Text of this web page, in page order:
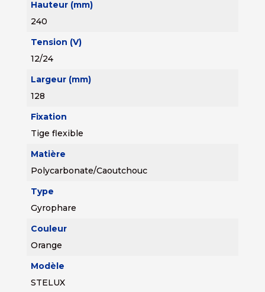
Hauteur (mm)
240
Tension (V)
12/24
Largeur (mm)
128
Fixation
Tige flexible
Matière
Polycarbonate/Caoutchouc
Type
Gyrophare
Couleur
Orange
Modèle
STELUX